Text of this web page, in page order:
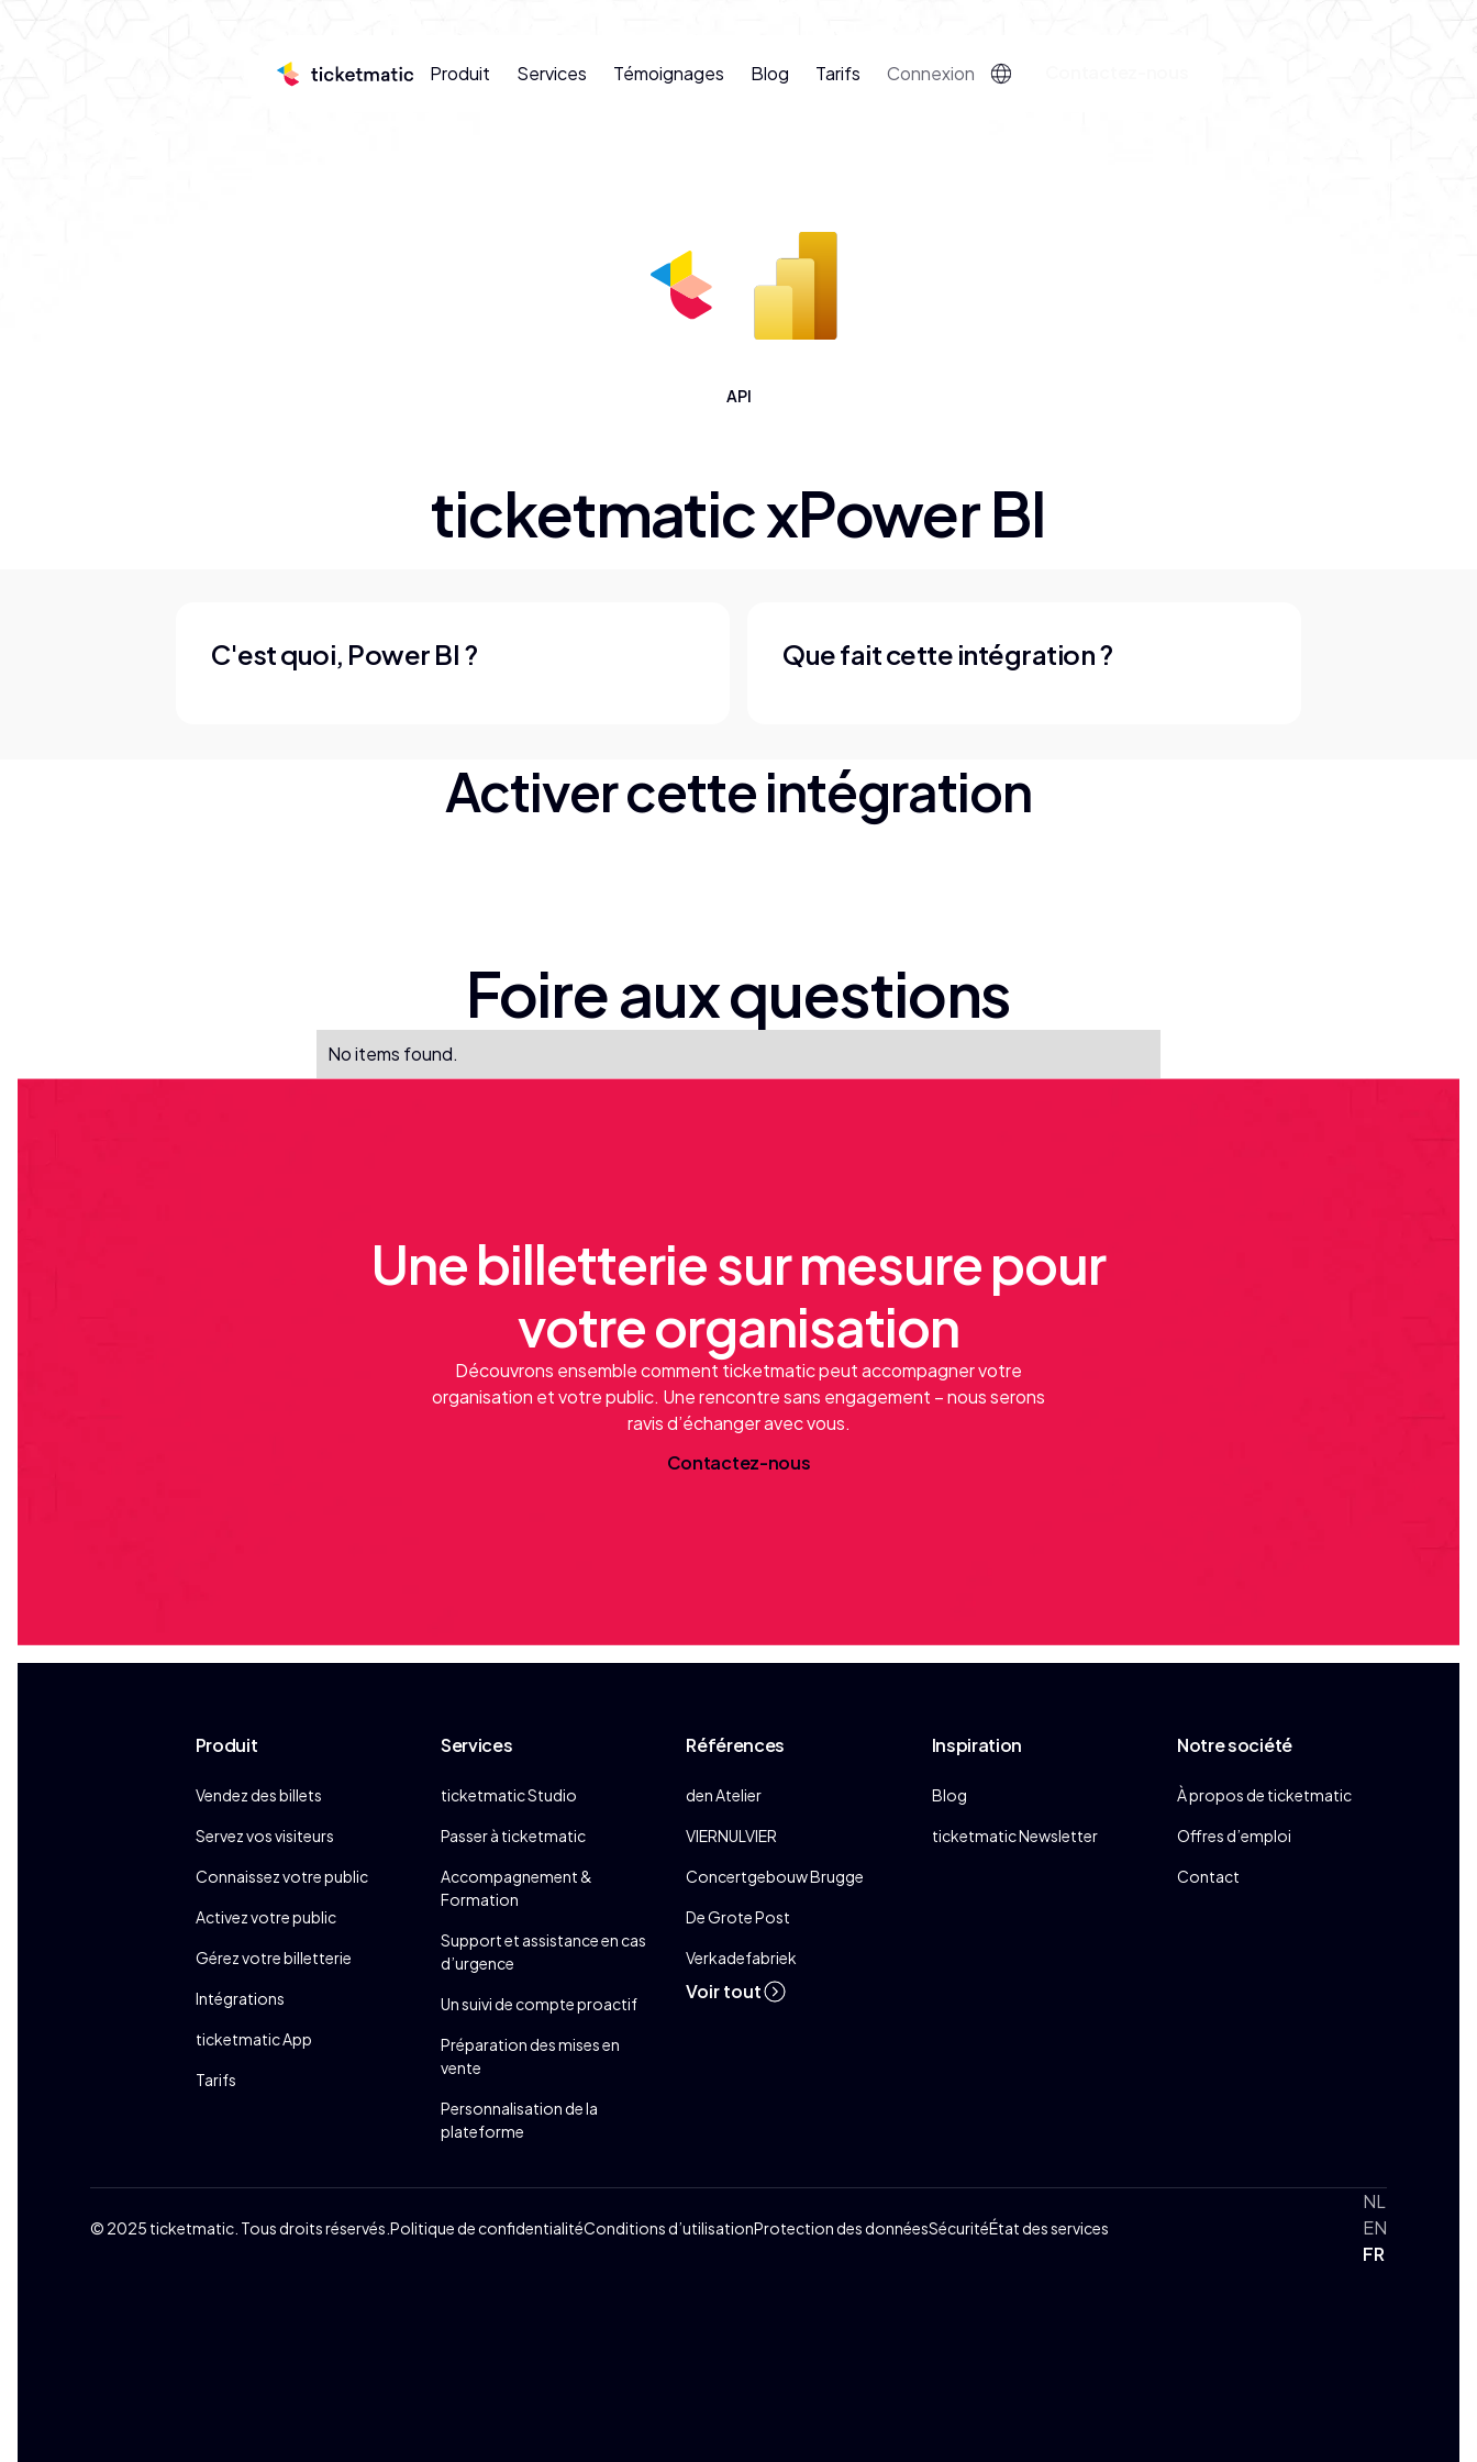
Produit Services Témoignages Blog Tarifs Connexion
API
ticketmatic xPower BI
C'est quoi, Power BI ? Que fait cette intégration ?
Activer cette intégration
Foire aux questions
No items found.
Une billetterie sur mesure pour
votre organisation
Découvrons ensemble comment ticketmatic peut accompagner votre
organisation et votre public. Une rencontre sans engagement – nous serons
ravis d’échanger avec vous.
Contactez-nous
Produit
Vendez des billets
Servez vos visiteurs
Connaissez votre public
Activez votre public
Gérez votre billetterie
Intégrations
ticketmatic App
Tarifs
Services
ticketmatic Studio
Passer à ticketmatic
Accompagnement &
Formation
Support et assistance en cas
d’urgence
Un suivi de compte proactif
Préparation des mises en
vente
Personnalisation de la
plateforme
Références
den Atelier
VIERNULVIER
Concertgebouw Brugge
De Grote Post
Verkadefabriek
Voir tout
Inspiration
Blog
ticketmatic Newsletter
Notre société
À propos de ticketmatic
Offres d’emploi
Contact
© 2025 ticketmatic. Tous droits réservés. Politique de confidentialitéConditions d’utilisationProtection des donnéesSécuritéÉtat des services
NL
EN
FR